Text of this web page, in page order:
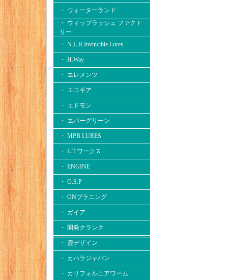
・ ウォーターランド
・ ウィップラッシュ ファクト
リー
・ N.L.R Invincible Lures
・ H.Way
・ エレメンツ
・ エコギア
・ エドモン
・ エバーグリーン
・ MPB LURES
・ L.T.ワークス
・ ENGINE
・ O.S.P
・ ONプラニング
・ ガイア
・ 開発クランク
・ 霞デザイン
・ カハラジャパン
・ カリフォルニアワーム